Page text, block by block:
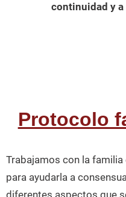
continuidad y a
Protocolo
Trabajamos con la
para ayudarla a
diferentes aspectos que